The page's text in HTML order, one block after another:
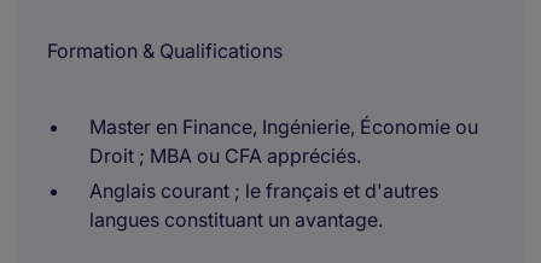
Formation & Qualifications
Master en Finance, Ingénierie, Économie ou
Droit ; MBA ou CFA appréciés.
Anglais courant ; le français et d'autres
langues constituant un avantage.